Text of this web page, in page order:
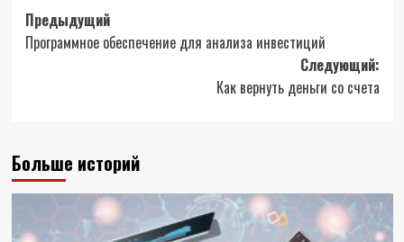
Навигация
записи
Предыдущий
Программное обеспечение для анализа инвестиций
Следующий:
Как вернуть деньги со счета
Больше историй